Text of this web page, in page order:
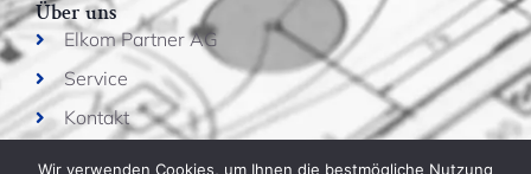
Über uns
Elkom Partner AG
Service
Kontakt
Wir verwenden Cookies, um Ihnen die bestmögliche Nutzung